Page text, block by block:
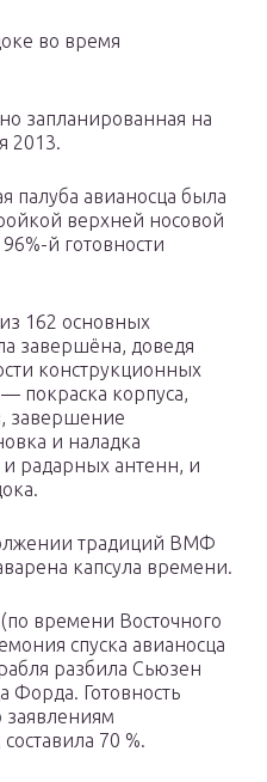
во время
запланированная на
2013.
палуба авианосца была
верхней носовой
й готовности
162 основных
завершёна, доведя
конструкционных
покраска корпуса,
завершение
и наладка
радарных антенн, и
традиций ВМФ
капсула времени.
времени Восточного
спуска авианосца
разбила Сьюзен
Форда. Готовность
заявлениям
70 %.